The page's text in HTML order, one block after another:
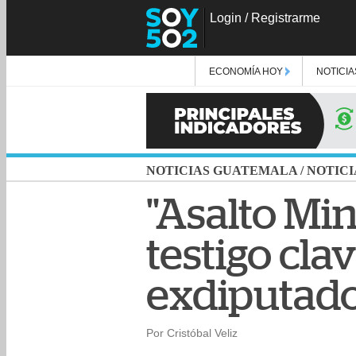
Login / Registrarme
ECONOMÍA HOY
NOTICIAS GUATEMALA /
"Asalto
testigo
Por Cristóbal Veliz